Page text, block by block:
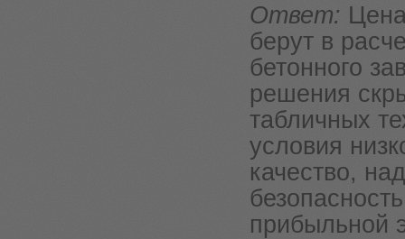
Ответ:
берут в
бетонного
решения
табличных
условия
качество,
прибыльной